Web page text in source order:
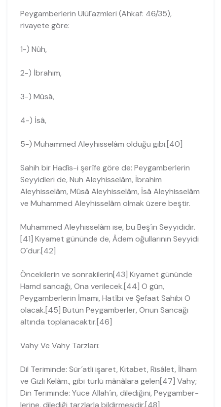
Peygamberlerin Ulül´azmleri (Ahkaf: 46/35),
rivayete göre:
1-) Nûh,
2-) İbrahim,
3-) Mûsâ,
4-) İsâ,
5-) Muhammed Aleyhisselâm olduğu gibi.[40]
Sahih bir Hadîs-i şerîfe göre de: Peygamberlerin
Seyyidleri de, Nuh Aleyhisse­lâm, İbrahim
Aleyhisselâm, Mûsâ Aleyhisselâm, İsâ Aleyhisselâm
ve Muhammed Aleyhisselâm olmak üzere beştir.
Muhammed Aleyhisselâm ise, bu Beş´in Seyyididir.
[41] Kıyamet gününde de, Âdem oğullarının Seyyidi
O´dur.[42]
Öncekilerin ve sonrakilerin[43] Kıyamet gününde
Hamd sancağı, Ona verilecek.[44] O gün,
Peygamberlerin İmamı, Hatîbi ve Şefaat Sahibi O
olacak.[45] Bütün Peygamberler, Onun Sancağı
altında toplanacaktır.[46]
Vahy Ve Vahy Tarzları:
Dil Teriminde: Sür´atli işaret, Kitabet, Risâlet, İlham
ve Gizli Kelâm., gibi tür­lü mânâlara gelen[47] Vahy;
Din Teriminde: Yüce Allah´ın, dilediğini, Peygamber­
lerine, dilediği tarzlarla bildirmesidir.[48]